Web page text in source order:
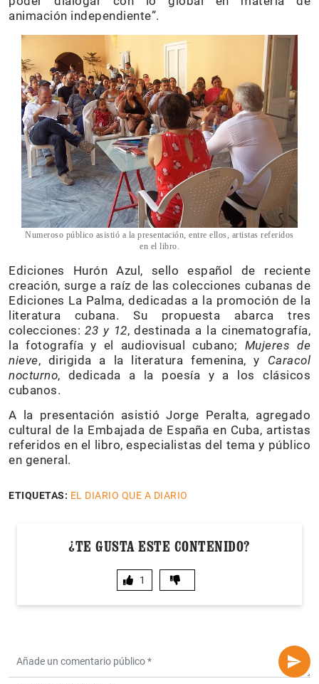
animación independiente”.
Numeroso público asistió a la presentación, entre ellos, artistas referidos
en el libro.
Ediciones Hurón Azul, sello español de reciente
creación, surge a raíz de las colecciones cubanas de
Ediciones La Palma, dedicadas a la promoción de la
literatura cubana. Su propuesta abarca tres
colecciones:23 y 12, destinada a la cinematografía,
la fotografía y el audiovisual cubano; Mujeres de
nieve, dirigida a la literatura femenina, y Caracol
nocturno, dedicada a la poesía y a los clásicos
cubanos.
A la presentación asistió Jorge Peralta, agregado
cultural de la Embajada de España en Cuba, artistas
referidos en el libro, especialistas del tema y público
en general.
ETIQUETAS: EL DIARIO QUE A DIARIO
¿TE GUSTA ESTE CONTENIDO?
1